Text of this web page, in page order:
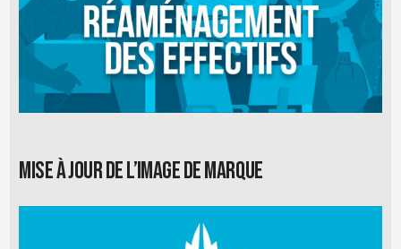
Mise à jour de l’image de marque